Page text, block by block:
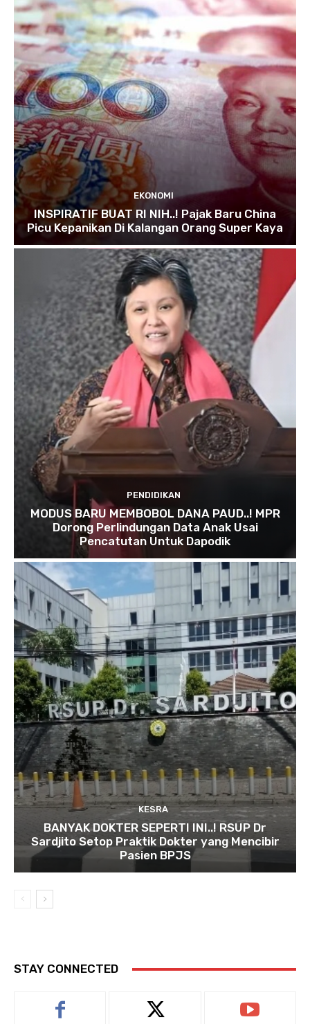
EKONOMI
INSPIRATIF BUAT RI NIH..! Pajak Baru China
Picu Kepanikan Di Kalangan Orang Super Kaya
PENDIDIKAN
MODUS BARU MEMBOBOL DANA PAUD..! MPR
Dorong Perlindungan Data Anak Usai
Pencatutan Untuk Dapodik
KESRA
BANYAK DOKTER SEPERTI INI..! RSUP Dr
Sardjito Setop Praktik Dokter yang Mencibir
Pasien BPJS
STAY CONNECTED